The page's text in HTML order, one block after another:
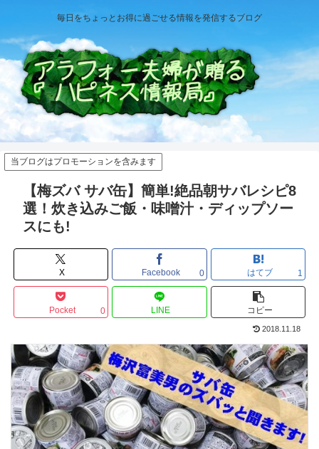
毎日をちょっとお得に過ごせる情報を発信するブログ
当ブログはプロモーションを含みます
【梅ズバ サバ缶】簡単!絶品朝サバレシピ8
選！炊き込みご飯・味噌汁・ディップソー
スにも!
X Facebook 0 はてブ 1
Pocket 0 LINE コピー
2018.11.18